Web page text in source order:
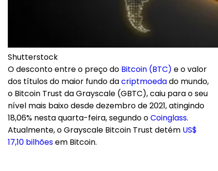
Shutterstock
O desconto entre o preço do Bitcoin (BTC) e o valor
dos títulos do maior fundo dacriptmoedado mundo,
o Bitcoin Trust da Grayscale (GBTC), caiu para o seu
nível mais baixo desde dezembro de 2021, atingindo
18,06% nesta quarta-feira, segundo oCoinglass.
Atualmente, o Grayscale Bitcoin Trust detém US$
17,10 bilhõesem Bitcoin.